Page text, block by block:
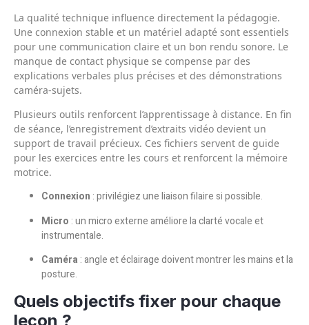
La qualité technique influence directement la pédagogie.
Une connexion stable et un matériel adapté sont essentiels
pour une communication claire et un bon rendu sonore. Le
manque de contact physique se compense par des
explications verbales plus précises et des démonstrations
caméra-sujets.
Plusieurs outils renforcent l’apprentissage à distance. En fin
de séance, l’enregistrement d’extraits vidéo devient un
support de travail précieux. Ces fichiers servent de guide
pour les exercices entre les cours et renforcent la mémoire
motrice.
Connexion : privilégiez une liaison filaire si possible.
Micro : un micro externe améliore la clarté vocale et
instrumentale.
Caméra : angle et éclairage doivent montrer les mains et la
posture.
Quels objectifs fixer pour chaque
leçon ?